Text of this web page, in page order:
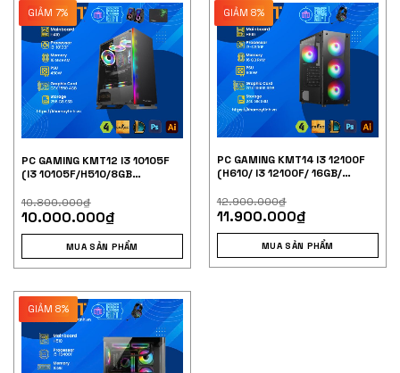
GIẢM 7%
PC GAMING KMT12 I3 10105F
(I3 10105F/H510/8GB
4G/450W)
10.800.000₫
10.000.000₫
MUA SẢN PHẨM
GIẢM 8%
PC GAMING KMT14 I3 12100F
(H610/ I3 12100F/ 16GB/
SUPER/240GB)
12.900.000₫
11.900.000₫
MUA SẢN PHẨM
GIẢM 8%